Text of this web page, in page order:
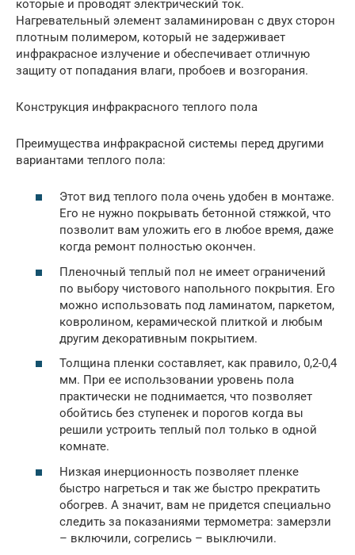
которые и проводят электрический ток.
Нагревательный элемент заламинирован с двух сторон
плотным полимером, который не задерживает
инфракрасное излучение и обеспечивает отличную
защиту от попадания влаги, пробоев и возгорания.
Конструкция инфракрасного теплого пола
Преимущества инфракрасной системы перед другими
вариантами теплого пола:
Этот вид теплого пола очень удобен в монтаже.
Его не нужно покрывать бетонной стяжкой, что
позволит вам уложить его в любое время, даже
когда ремонт полностью окончен.
Пленочный теплый пол не имеет ограничений
по выбору чистового напольного покрытия. Его
можно использовать под ламинатом, паркетом,
ковролином, керамической плиткой и любым
другим декоративным покрытием.
Толщина пленки составляет, как правило, 0,2-0,4
мм. При ее использовании уровень пола
практически не поднимается, что позволяет
обойтись без ступенек и порогов когда вы
решили устроить теплый пол только в одной
комнате.
Низкая инерционность позволяет пленке
быстро нагреться и так же быстро прекратить
обогрев. А значит, вам не придется специально
следить за показаниями термометра: замерзли
– включили, согрелись – выключили.